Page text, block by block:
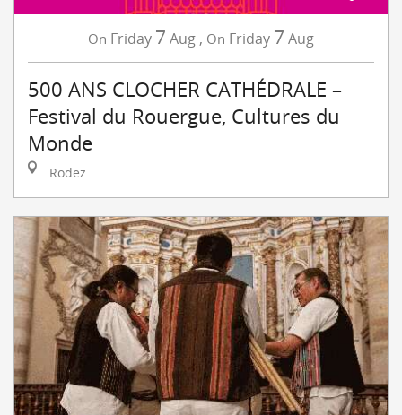
On Friday 7 Aug , On Friday 7 Aug
500 ANS CLOCHER CATHÉDRALE –
Festival du Rouergue, Cultures du
Monde
Rodez